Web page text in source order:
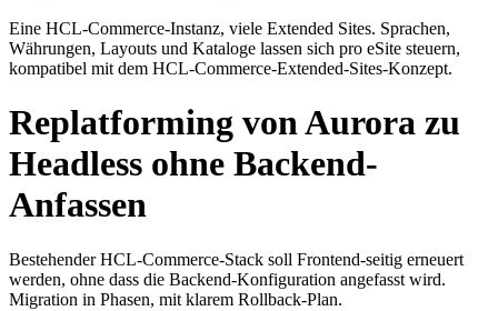
Eine HCL-Commerce-Instanz, viele Extended Sites. Sprachen,
Währungen, Layouts und Kataloge lassen sich pro eSite steuern,
kompatibel mit dem HCL-Commerce-Extended-Sites-Konzept.
Replatforming von Aurora zu
Headless ohne Backend-
Anfassen
Bestehender HCL-Commerce-Stack soll Frontend-seitig erneuert
werden, ohne dass die Backend-Konfiguration angefasst wird.
Migration in Phasen, mit klarem Rollback-Plan.